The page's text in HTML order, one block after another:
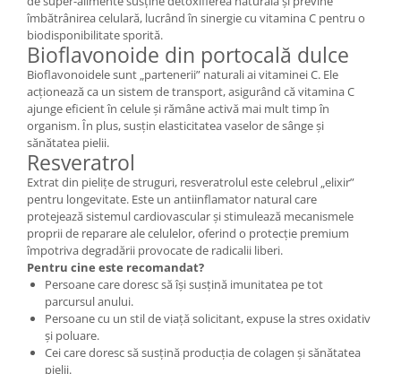
îmbătrânirea celulară, lucrând în sinergie cu vitamina C pentru o
biodisponibilitate sporită.
Bioflavonoide din portocală dulce
Bioflavonoidele sunt „partenerii” naturali ai vitaminei C. Ele
acționează ca un sistem de transport, asigurând că vitamina C
ajunge eficient în celule și rămâne activă mai mult timp în
organism. În plus, susțin elasticitatea vaselor de sânge și
sănătatea pielii.
Resveratrol
Extrat din pielițe de struguri, resveratrolul este celebrul „elixir”
pentru longevitate. Este un antiinflamator natural care
protejează sistemul cardiovascular și stimulează mecanismele
proprii de reparare ale celulelor, oferind o protecție premium
împotriva degradării provocate de radicalii liberi.
Pentru cine este recomandat?
Persoane care doresc să își susțină imunitatea pe tot
parcursul anului.
Persoane cu un stil de viață solicitant, expuse la stres oxidativ
și poluare.
Cei care doresc să susțină producția de colagen și sănătatea
pielii.